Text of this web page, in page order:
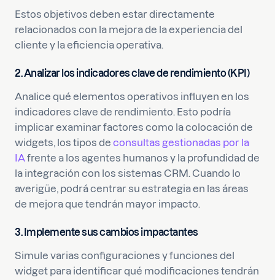
Estos objetivos deben estar directamente
relacionados con la mejora de la experiencia del
cliente y la eficiencia operativa.
2. Analizar los indicadores clave de rendimiento (KPI)
Analice qué elementos operativos influyen en los
indicadores clave de rendimiento. Esto podría
implicar examinar factores como la colocación de
widgets, los tipos de consultas gestionadas por la
IAfrente a los agentes humanos y la profundidad de
la integración con los sistemas CRM. Cuando lo
averigüe, podrá centrar su estrategia en las áreas
de mejora que tendrán mayor impacto.
3. Implemente sus cambios impactantes
Simule varias configuraciones y funciones del
widget para identificar qué modificaciones tendrán